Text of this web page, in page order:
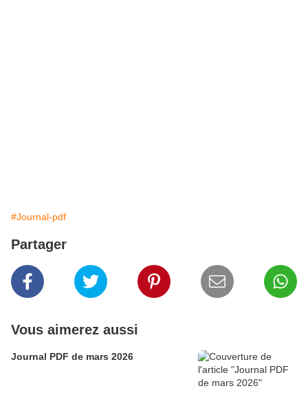
#Journal-pdf
Partager
Vous aimerez aussi
Journal PDF de mars 2026